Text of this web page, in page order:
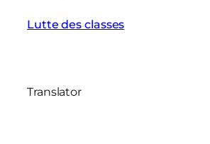
Lutte des classes
Translator